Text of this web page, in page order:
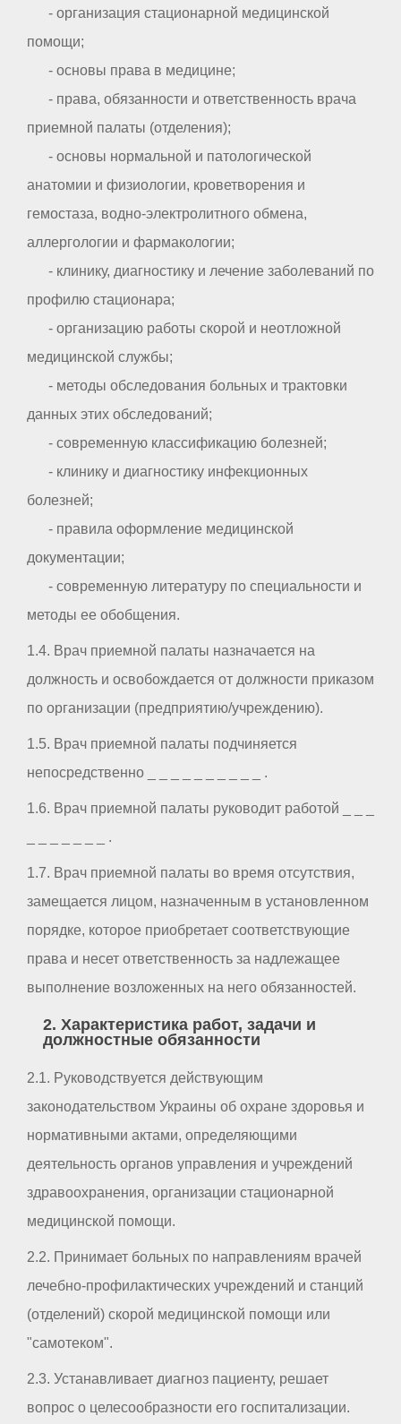
- организация стационарной медицинской
помощи;
- основы права в медицине;
- права, обязанности и ответственность врача
приемной палаты (отделения);
- основы нормальной и патологической
анатомии и физиологии, кроветворения и
гемостаза, водно-электролитного обмена,
аллергологии и фармакологии;
- клинику, диагностику и лечение заболеваний по
профилю стационара;
- организацию работы скорой и неотложной
медицинской службы;
- методы обследования больных и трактовки
данных этих обследований;
- современную классификацию болезней;
- клинику и диагностику инфекционных
болезней;
- правила оформление медицинской
документации;
- современную литературу по специальности и
методы ее обобщения.
1.4. Врач приемной палаты назначается на
должность и освобождается от должности приказом
по организации (предприятию/учреждению).
1.5. Врач приемной палаты подчиняется
непосредственно _ _ _ _ _ _ _ _ _ _ .
1.6. Врач приемной палаты руководит работой _ _ _
_ _ _ _ _ _ _ .
1.7. Врач приемной палаты во время отсутствия,
замещается лицом, назначенным в установленном
порядке, которое приобретает соответствующие
права и несет ответственность за надлежащее
выполнение возложенных на него обязанностей.
2. Характеристика работ, задачи и
должностные обязанности
2.1. Руководствуется действующим
законодательством Украины об охране здоровья и
нормативными актами, определяющими
деятельность органов управления и учреждений
здравоохранения, организации стационарной
медицинской помощи.
2.2. Принимает больных по направлениям врачей
лечебно-профилактических учреждений и станций
(отделений) скорой медицинской помощи или
"самотеком".
2.3. Устанавливает диагноз пациенту, решает
вопрос о целесообразности его госпитализации.